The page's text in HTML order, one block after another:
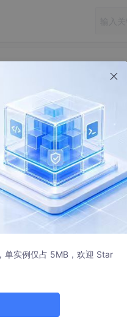
数据深度解析
数据
单实例仅占 5MB，欢迎 Star